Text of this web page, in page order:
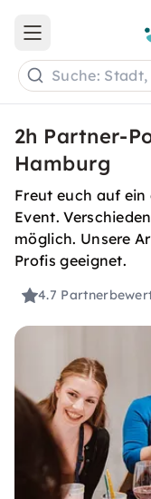
Open main menu
Suche:
2h Partner-
Hamburg
Freut euch auf
Event.
möglich. Unsere
Profis geeignet.
4.7